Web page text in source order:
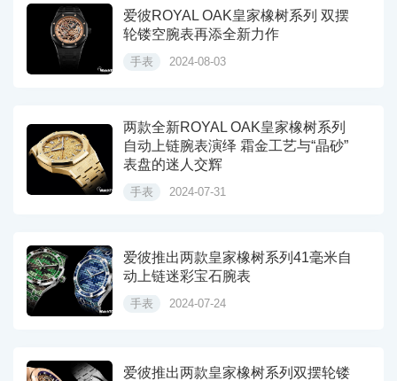
爱彼ROYAL OAK皇家橡树系列 双摆
轮镂空腕表再添全新力作
手表 2024-08-03
两款全新ROYAL OAK皇家橡树系列
自动上链腕表演绎 霜金工艺与“晶砂”
表盘的迷人交辉
手表 2024-07-31
爱彼推出两款皇家橡树系列41毫米自
动上链迷彩宝石腕表
手表 2024-07-24
爱彼推出两款皇家橡树系列双摆轮镂